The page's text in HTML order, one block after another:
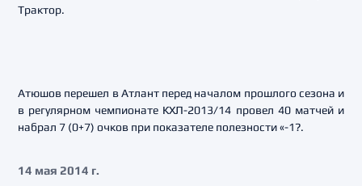
Трактор.
Атюшов перешел в Атлант перед началом прошлого сезона и
в регулярном чемпионате КХЛ-2013/14 провел 40 матчей и
набрал 7 (0+7) очков при показателе полезности «-1?.
14 мая 2014 г.